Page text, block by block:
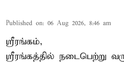
Published on: 06 Aug 2026, 8:46 am
ஸ்ரீரங்கம்,
ஸ்ரீரங்கத்தில் நடைபெற்று